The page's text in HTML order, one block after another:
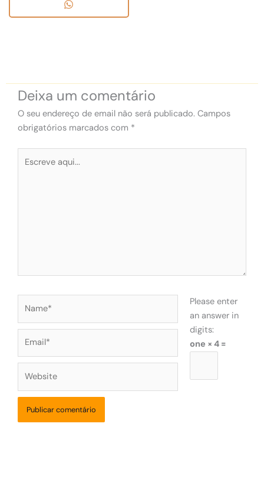
Deixa um comentário
O seu endereço de email não será publicado. Campos
obrigatórios marcados com *
aqui...
Please enter
an answer in
digits:
one × 4 =